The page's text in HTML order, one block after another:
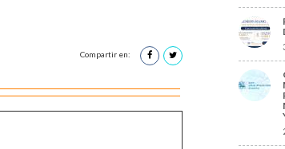
Compartir en: